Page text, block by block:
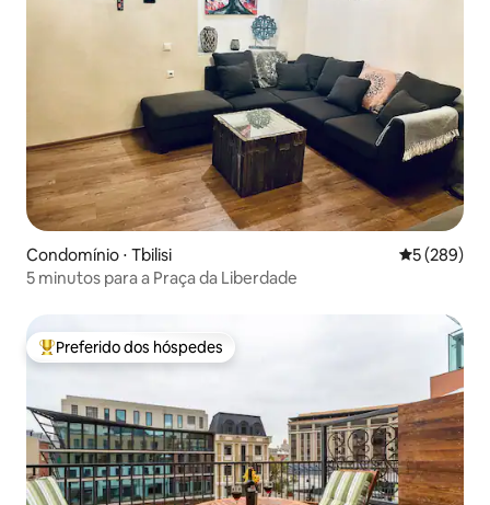
Condomínio ⋅ Tbilisi 5 de uma
5 (289)
5 minutos para a Praça da Liberdade
Entre os melhores preferidos dos hóspedes
Preferido dos hóspedes